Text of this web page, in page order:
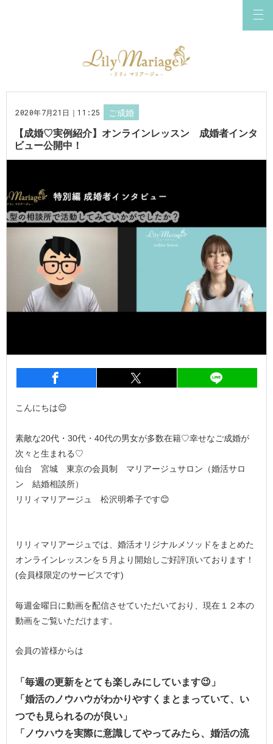
2020年7月21日｜11:25 ご成婚
【成婚♡実例紹介】オンラインレッスン 成婚者インタ
ビュー公開中！
シェア シェア
こんにちは😌
素敵な20代・30代・40代の男女が多数在籍♡幸せなご成婚が
次々と生まれる♡
仙台 宮城 東京の会員制 マリアージュサロン（婚活サロ
ン 結婚相談所）
リリィマリアージュ 松沢明希子です😊
リリィマリアージュでは、婚活オリジナルメソッドをまとめた
オンラインレッスンを５月より開始しご好評頂いております！
(会員様限定のサービスです)
毎週金曜日に動画を配信させていただいており、現在１２本の
動画をご覧いただけます。
会員の皆様からは
「毎週の更新をとても楽しみにしています😉」
「婚活のノウハウがわかりやすくまとまっていて、い
つでも見られるのが良い」
「ノウハウを実際に意識してやってみたら、婚活の流